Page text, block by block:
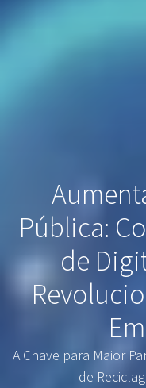
Pública:
de
A Chave para Maior
de